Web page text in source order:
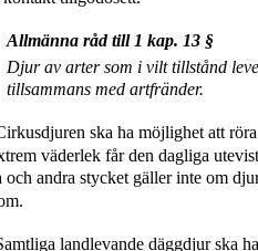
Allmänna råd till 1 kap. 13 §
Djur av arter som i vilt tillstånd
tillsammans med artfränder.
ska ha möjlighet att
väderlek får den dagliga
och andra stycket gäller inte om
landlevande däggdjur ska